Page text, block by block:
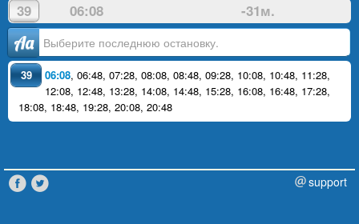
Как Добраться?
Инфо
39 06:08 -31м.
Аа
39 06:08, 06:48, 07:28, 08:08, 08:48, 09:28, 10:08, 10:48, 11:28,
12:08, 12:48, 13:28, 14:08, 14:48, 15:28, 16:08, 16:48, 17:28,
18:08, 18:48, 19:28, 20:08, 20:48
support